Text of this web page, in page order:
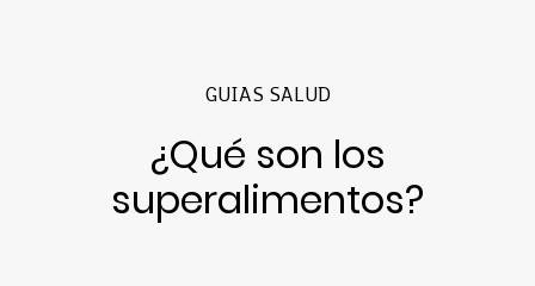
GUIAS SALUD
¿Qué son los
superalimentos?